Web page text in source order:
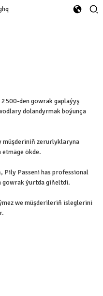
den gowrak gaplaýyş
dolandyrmak boýunça
müşderiniň zerurlyklaryna
ökde.
Pily Passeni has professional
gowrak ýurtda giňeltdi.
we müşderileriň isleglerini